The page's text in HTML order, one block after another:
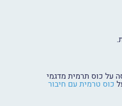
על כוס תרמית מדגמי
כוס טרמית עם חיבור